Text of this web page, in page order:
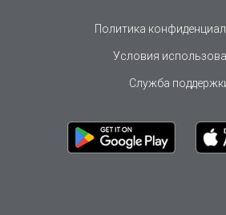
Политика
Условия
Служба